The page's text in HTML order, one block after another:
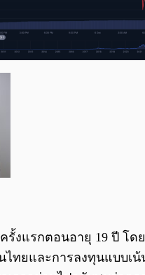
รั้งแรกตอนอายุ 19 ปี โด
ไทยและการลงทุนแบบเ